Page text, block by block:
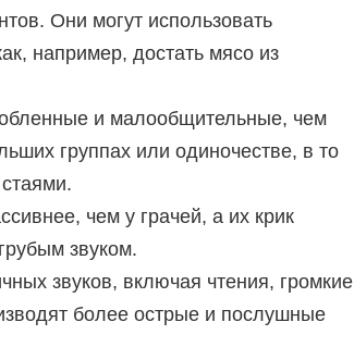
Они могут использовать
например, достать мясо из
и малообщительные, чем
группах или одиночестве, в то
чем у грачей, а их крик
звуком.
звуков, включая чтения, громкие
более острые и послушные